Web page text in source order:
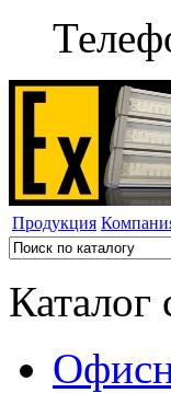
Продукция
Каталог